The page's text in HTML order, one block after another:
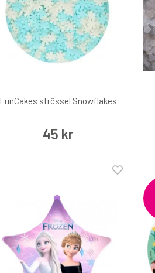
FunCakes strössel Snowflakes
45 kr